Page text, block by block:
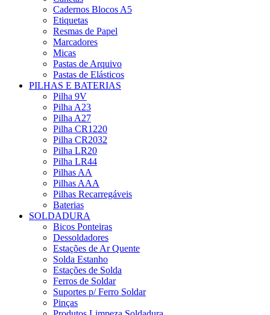
Cadernos Blocos A5
Etiquetas
Resmas de Papel
Marcadores
Micas
Pastas de Arquivo
Pastas de Elásticos
PILHAS E BATERIAS
Pilha 9V
Pilha A23
Pilha A27
Pilha CR1220
Pilha CR2032
Pilha LR20
Pilha LR44
Pilhas AA
Pilhas AAA
Pilhas Recarregáveis
Baterias
SOLDADURA
Bicos Ponteiras
Dessoldadores
Estações de Ar Quente
Solda Estanho
Estações de Solda
Ferros de Soldar
Suportes p/ Ferro Soldar
Pinças